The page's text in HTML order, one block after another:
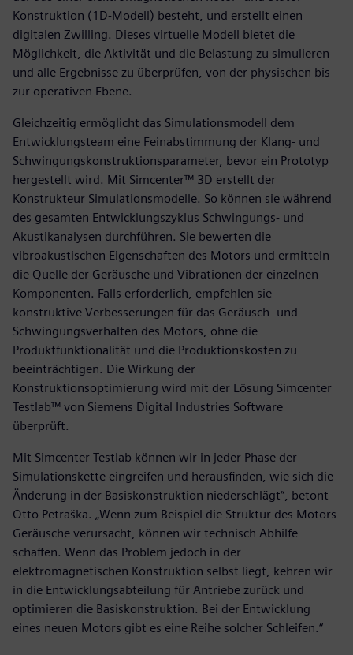
Konstruktion (1D-Modell) besteht, und erstellt einen
digitalen Zwilling. Dieses virtuelle Modell bietet die
Möglichkeit, die Aktivität und die Belastung zu simulieren
und alle Ergebnisse zu überprüfen, von der physischen bis
zur operativen Ebene.
Gleichzeitig ermöglicht das Simulationsmodell dem
Entwicklungsteam eine Feinabstimmung der Klang- und
Schwingungskonstruktionsparameter, bevor ein Prototyp
hergestellt wird. Mit Simcenter™ 3D erstellt der
Konstrukteur Simulationsmodelle. So können sie während
des gesamten Entwicklungszyklus Schwingungs- und
Akustikanalysen durchführen. Sie bewerten die
vibroakustischen Eigenschaften des Motors und ermitteln
die Quelle der Geräusche und Vibrationen der einzelnen
Komponenten. Falls erforderlich, empfehlen sie
konstruktive Verbesserungen für das Geräusch- und
Schwingungsverhalten des Motors, ohne die
Produktfunktionalität und die Produktionskosten zu
beeinträchtigen. Die Wirkung der
Konstruktionsoptimierung wird mit der Lösung Simcenter
Testlab™ von Siemens Digital Industries Software
überprüft.
Mit Simcenter Testlab können wir in jeder Phase der
Simulationskette eingreifen und herausfinden, wie sich die
Änderung in der Basiskonstruktion niederschlägt“, betont
Otto Petraška. „Wenn zum Beispiel die Struktur des Motors
Geräusche verursacht, können wir technisch Abhilfe
schaffen. Wenn das Problem jedoch in der
elektromagnetischen Konstruktion selbst liegt, kehren wir
in die Entwicklungsabteilung für Antriebe zurück und
optimieren die Basiskonstruktion. Bei der Entwicklung
eines neuen Motors gibt es eine Reihe solcher Schleifen.“